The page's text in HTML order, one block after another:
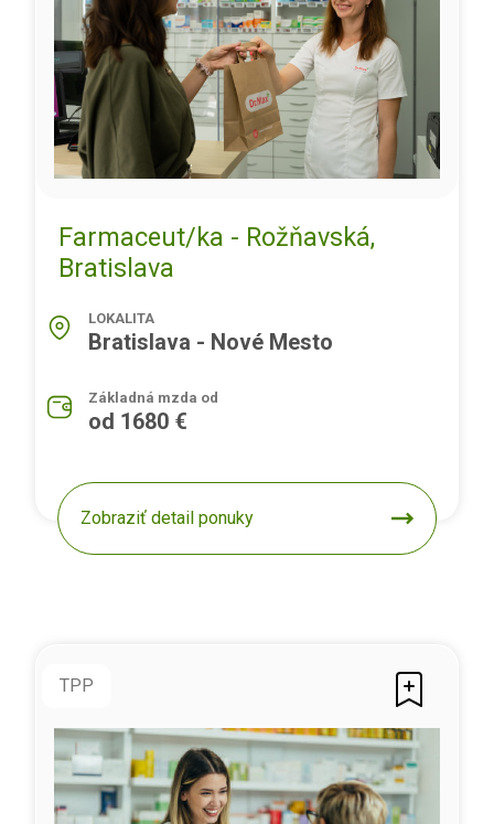
Farmaceut/ka - Rožňavská,
Bratislava
LOKALITA
Bratislava - Nové Mesto
Základná mzda od
od 1680 €
Zobraziť detail ponuky
TPP